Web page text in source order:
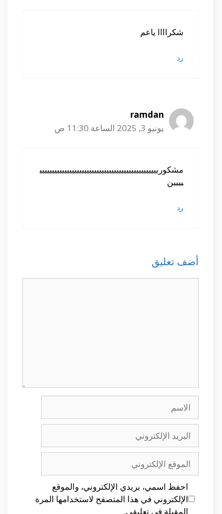
شكراااا ياعم
رد
ramdan
يونيو 3, 2025 الساعة 11:30 ص
مشكوريييييييييييييييييييييييييييييييييييييييييييييييي
يييين
رد
أضف تعليق
الاسم
البريد
الإلكتروني
الموقع
الإلكتروني
احفظ اسمي، بريدي الإلكتروني، والموقع
الإلكتروني في هذا المتصفح لاستخدامها المرة
المقبلة في تعليقي.